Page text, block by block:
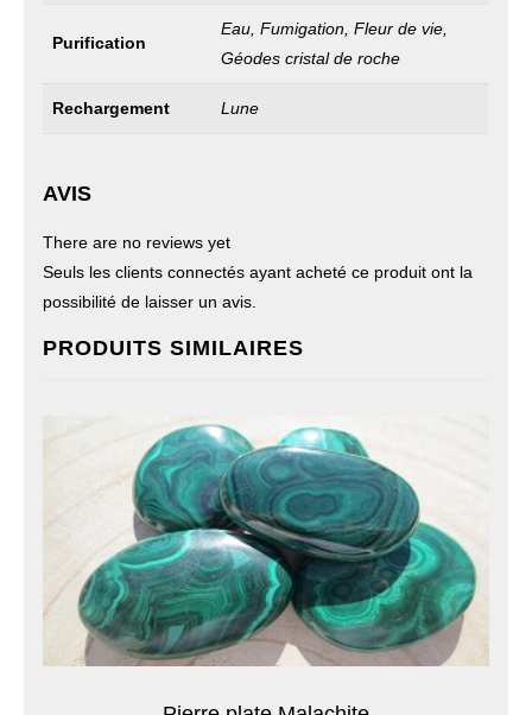
Purification
Eau, Fumigation, Fleur de vie,
Géodes cristal de roche
Rechargement Lune
AVIS
There are no reviews yet
Seuls les clients connectés ayant acheté ce produit ont la
possibilité de laisser un avis.
PRODUITS SIMILAIRES